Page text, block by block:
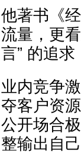
他著书《
流量，更
言” 的追
业内竞争
夺客户资
公开场合
整输出自